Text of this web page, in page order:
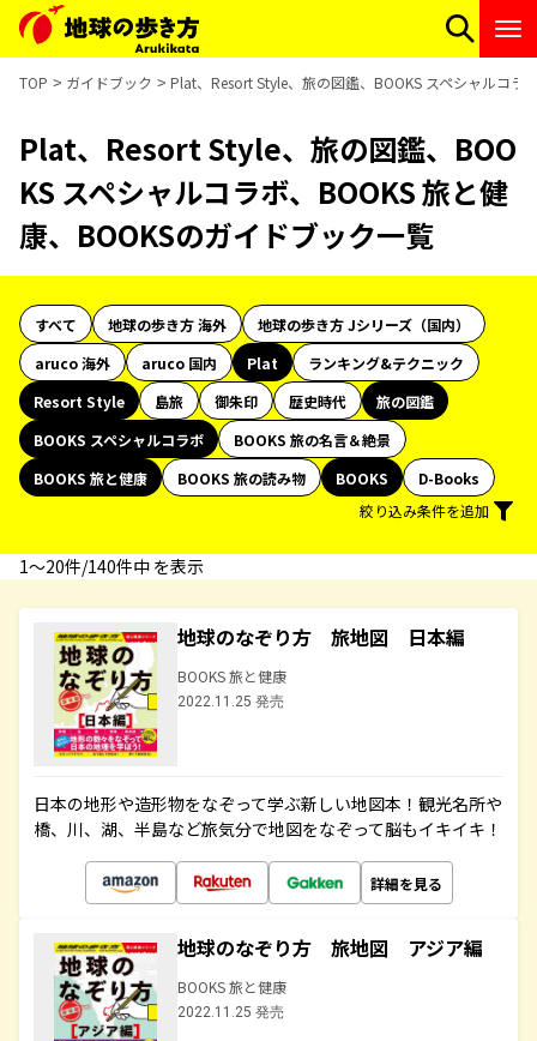
TOP ガイドブック Plat、Resort Style、旅の図鑑、BOOKS スペシャルコラ
Plat、Resort Style、旅の図鑑、BOO
KS スペシャルコラボ、BOOKS 旅と健
康、BOOKSのガイドブック一覧
すべて 地球の歩き方 海外
地球の歩き方 Jシリーズ（国内）
aruco 海外
aruco 国内 Plat
ランキング&テクニック
Resort Style
島旅 御朱印 歴史時代
旅の図鑑
BOOKS スペシャルコラボ
BOOKS 旅の名言＆絶景
BOOKS 旅と健康
BOOKS 旅の読み物 BOOKS
D-Books
絞り込み条件を追加
1〜20件/140件中 を表示
地球のなぞり方 旅地図 日本編
BOOKS 旅と健康
2022.11.25 発売
日本の地形や造形物をなぞって学ぶ新しい地図本！観光名所や
橋、川、湖、半島など旅気分で地図をなぞって脳もイキイキ！
詳細を見る
地球のなぞり方 旅地図 アジア編
BOOKS 旅と健康
2022.11.25 発売